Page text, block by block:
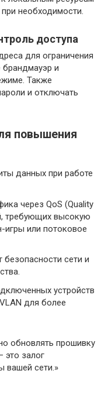
необходимости.
доступа
для ограничения
брандмауэр и
Также
и отключать
повышения
данных при работе
через QoS (Quality
требующих высокую
игры или потоковое
безопасности сети и
устройств
для более
обновлять прошивку
это залог
вашей сети.»